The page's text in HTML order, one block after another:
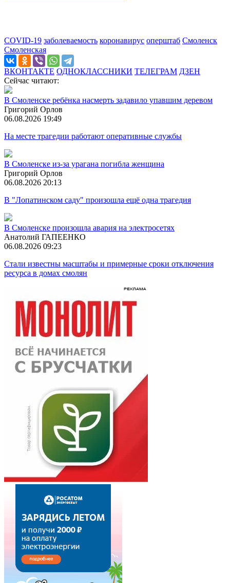
COVID-19 заболеваемость коронавирус оперштаб Смоленск
Смоленская
ВКОНТАКТЕ ОДНОКЛАССНИКИ ТЕЛЕГРАМ ДЗЕН
Сейчас читают:
В Смоленске ребёнка насмерть задавило упавшим деревом
Григорий Орлов
06.08.2026 19:49
На месте трагедии работают оперативные службы
В Смоленске из-за урагана погибла женщина
Григорий Орлов
06.08.2026 20:13
В "Лопатинском саду" произошла ещё одна трагедия
В Смоленске произошла авария на электросетях
Анатолий ГАПЕЕНКО
06.08.2026 09:23
Стали известны масштабы и примерные сроки отключения
ресурса в домах смолян